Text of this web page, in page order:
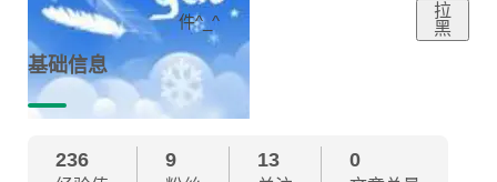
件^_^
拉
黑
基础信息
236 9 13 0